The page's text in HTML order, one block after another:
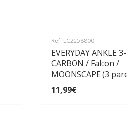
Ref: LC2258800
EVERYDAY ANKLE
CARBON / Falcon /
MOONSCAPE (3
11,99€